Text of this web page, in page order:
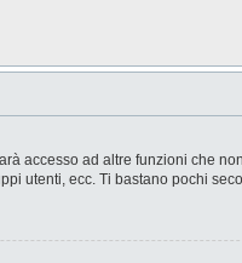
accesso ad altre funzioni che
utenti, ecc. Ti bastano pochi